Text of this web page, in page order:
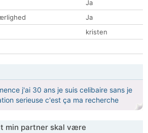
Ja
Ja
kristen
j'ai 30 ans je suis celibaire sans je
serieuse c'est ça ma recherche
min partner skal være